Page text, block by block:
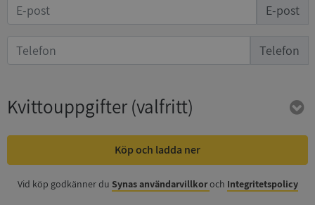
E-post
Telefon
Kvittouppgifter(valfritt)
Köp och ladda ner
Vid köp godkänner du Synas användarvillkoroch Integritetspolicy